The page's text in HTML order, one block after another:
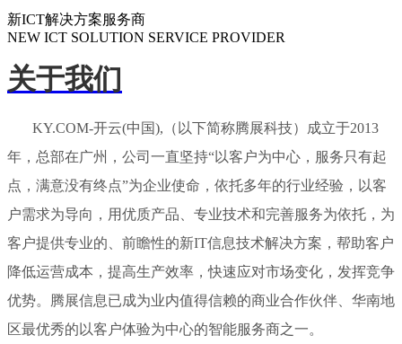
新ICT解决方案服务商
NEW ICT SOLUTION SERVICE PROVIDER
关于我们
KY.COM-开云(中国),（以下简称腾展科技）成立于2013
年，总部在广州，公司一直坚持“以客户为中心，服务只有起
点，满意没有终点”为企业使命，依托多年的行业经验，以客
户需求为导向，用优质产品、专业技术和完善服务为依托，为
客户提供专业的、前瞻性的新IT信息技术解决方案，帮助客户
降低运营成本，提高生产效率，快速应对市场变化，发挥竞争
优势。腾展信息已成为业内值得信赖的商业合作伙伴、华南地
区最优秀的以客户体验为中心的智能服务商之一。